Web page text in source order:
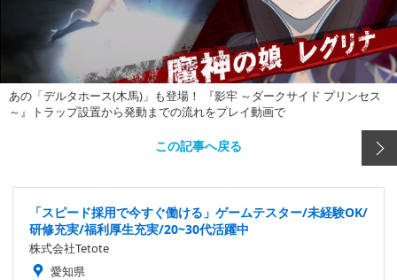
あの「デルタホース(木馬)」も登場！ 『影牢 ～ダークサイド プリンセス
～』トラップ設置から発動までの流れをプレイ動画で
この記事へ戻る
「スピード採用で今すぐ働ける」ゲームテスター/未経験OK/
研修充実/福利厚生充実/20~30代活躍中
株式会社Tetote
愛知県